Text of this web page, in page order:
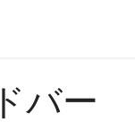
バー